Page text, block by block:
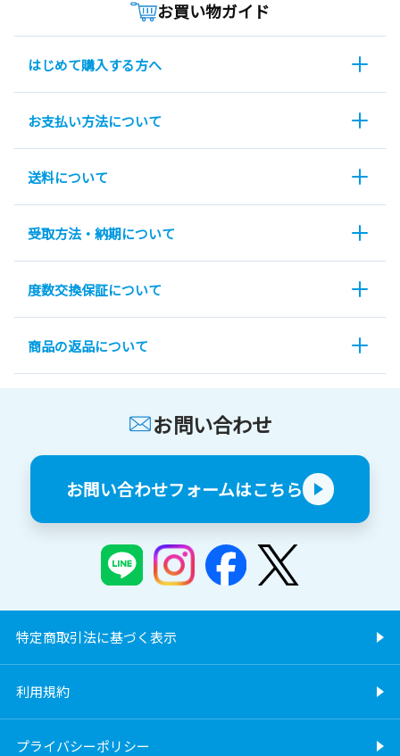
お買い物ガイド
はじめて購入する方へ
お支払い方法について
送料について
受取方法・納期について
度数交換保証について
商品の返品について
お問い合わせ
お問い合わせフォームはこちら
特定商取引法に基づく表示
利用規約
プライバシーポリシー